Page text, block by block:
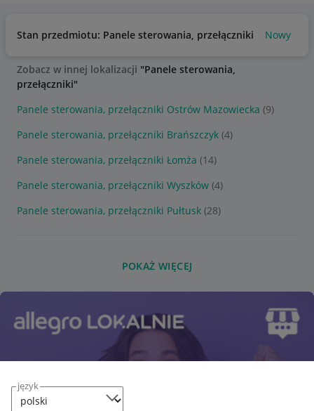
język
Stan przedmiotu: Panele sterowania, przełączniki Nowy
Zobacz w innej lokalizacji "Panele sterowania,
przełączniki"
Panele sterowania, przełączniki Ostrów Mazowiecka (9)
Panele sterowania, przełączniki Brańszczyk (4)
Panele sterowania, przełączniki Łomża (14)
Panele sterowania, przełączniki Wyszków (4)
Panele sterowania, przełączniki Pułtusk (28)
POKAŻ WIĘCEJ